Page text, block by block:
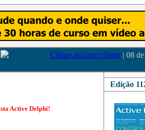
Clique aqui para logar | 08
Active Delphi!
Edição